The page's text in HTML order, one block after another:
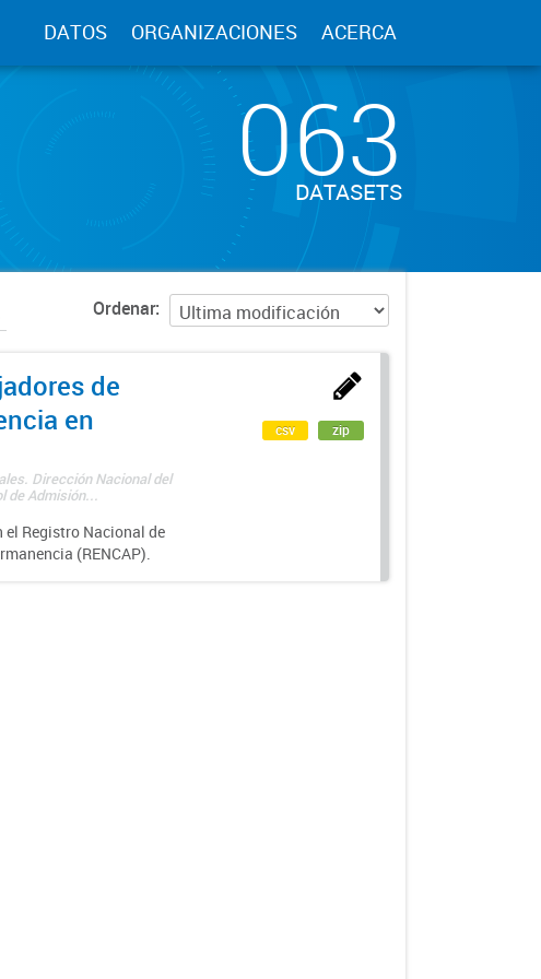
DATOS ORGANIZACIONES ACERCA
063
DATASETS
Ordenar
de
en
Dirección Nacional del
de Admisión...
Registro Nacional de
(RENCAP).
csv zip